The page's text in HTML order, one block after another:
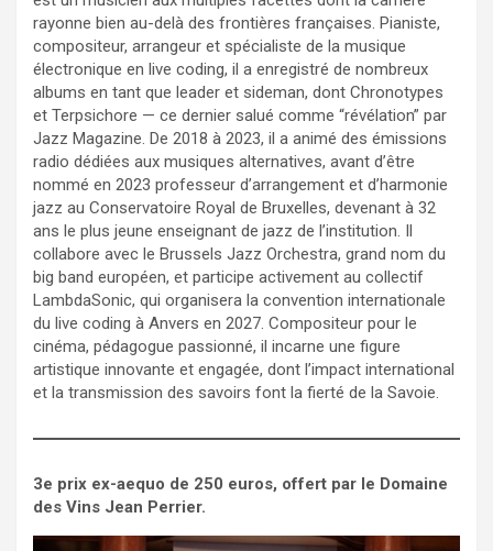
rayonne bien au-delà des frontières françaises. Pianiste,
compositeur, arrangeur et spécialiste de la musique
électronique en live coding, il a enregistré de nombreux
albums en tant que leader et sideman, dont Chronotypes
et Terpsichore — ce dernier salué comme “révélation” par
Jazz Magazine. De 2018 à 2023, il a animé des émissions
radio dédiées aux musiques alternatives, avant d’être
nommé en 2023 professeur d’arrangement et d’harmonie
jazz au Conservatoire Royal de Bruxelles, devenant à 32
ans le plus jeune enseignant de jazz de l’institution. Il
collabore avec le Brussels Jazz Orchestra, grand nom du
big band européen, et participe activement au collectif
LambdaSonic, qui organisera la convention internationale
du live coding à Anvers en 2027. Compositeur pour le
cinéma, pédagogue passionné, il incarne une figure
artistique innovante et engagée, dont l’impact international
et la transmission des savoirs font la fierté de la Savoie.
3e prix ex-aequo de 250 euros, offert par le Domaine
des Vins Jean Perrier.